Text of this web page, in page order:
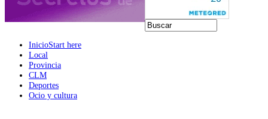
InicioStart here
Local
Provincia
CLM
Deportes
Ocio y cultura